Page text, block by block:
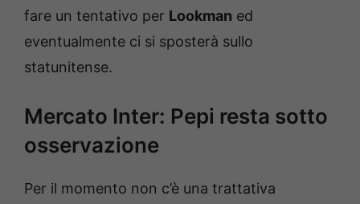
fare un tentativo per Lookman ed
eventualmente ci si sposterà sullo
statunitense.
Mercato Inter: Pepi resta sotto
osservazione
Per il momento non c’è una trattativa